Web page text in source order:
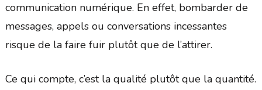
communication numérique. En effet, bombarder de
messages, appels ou conversations incessantes
risque de la faire fuir plutôt que de l’attirer.
Ce qui compte, c’est la qualité plutôt que la quantité.